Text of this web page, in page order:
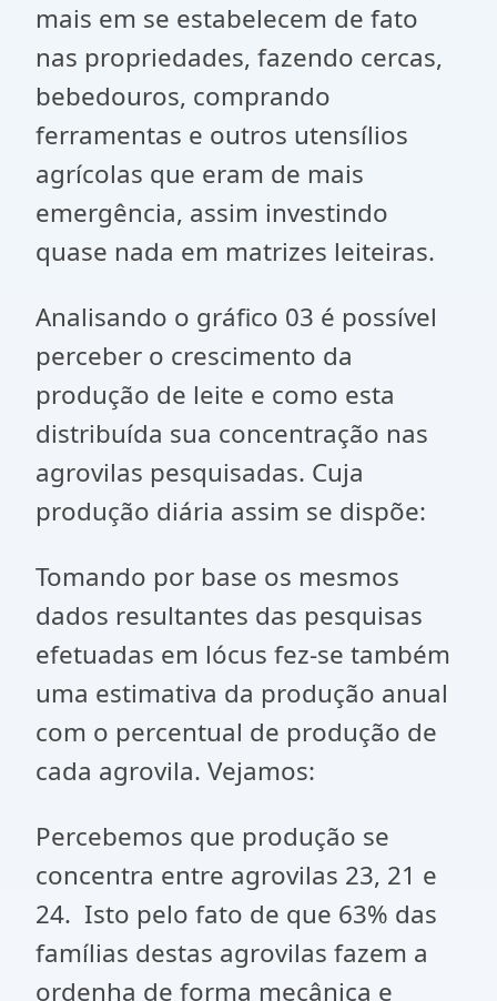
mais em se estabelecem de fato
nas propriedades, fazendo cercas,
bebedouros, comprando
ferramentas e outros utensílios
agrícolas que eram de mais
emergência, assim investindo
quase nada em matrizes leiteiras.
Analisando o gráfico 03 é possível
perceber o crescimento da
produção de leite e como esta
distribuída sua concentração nas
agrovilas pesquisadas. Cuja
produção diária assim se dispõe:
Tomando por base os mesmos
dados resultantes das pesquisas
efetuadas em lócus fez-se também
uma estimativa da produção anual
com o percentual de produção de
cada agrovila. Vejamos:
Percebemos que produção se
concentra entre agrovilas 23, 21 e
24. Isto pelo fato de que 63% das
famílias destas agrovilas fazem a
ordenha de forma mecânica e